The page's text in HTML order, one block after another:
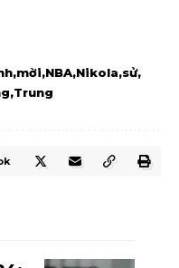
mời NBA Nikola sử
Trung